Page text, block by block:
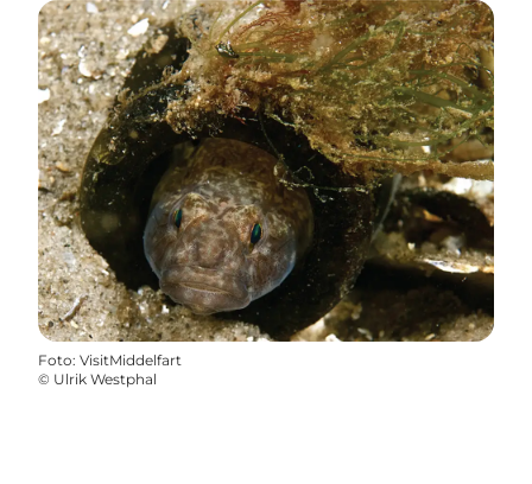
Foto: VisitMiddelfart
© Ulrik Westphal